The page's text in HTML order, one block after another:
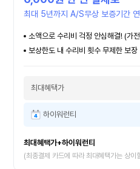
최대 5년까지 A/S무상 보증기간
소액으로 수리비 걱정 안심해결! (가
보상한도 내 수리비 횟수 무제한 보장
최대혜택가
하이워런티
최대혜택가+하이워런티
(최종결제 카드에 따라 최대혜택가는 상이